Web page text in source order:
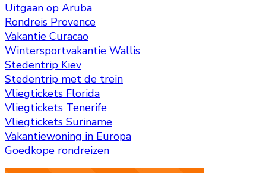
Uitgaan op Aruba
Rondreis Provence
Vakantie Curacao
Wintersportvakantie Wallis
Stedentrip Kiev
Stedentrip met de trein
Vliegtickets Florida
Vliegtickets Tenerife
Vliegtickets Suriname
Vakantiewoning in Europa
Goedkope rondreizen